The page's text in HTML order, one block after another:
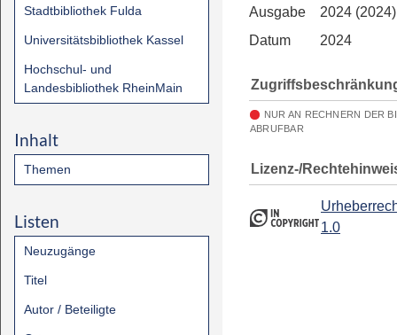
Stadtbibliothek Fulda
Universitätsbibliothek Kassel
Hochschul- und
Landesbibliothek RheinMain
Inhalt
Themen
Listen
Neuzugänge
Titel
Autor / Beteiligte
Ausgabe
2024
Datum
2024
NUR AN RECHNERN DER
ABRUFBAR
Lizenz-/
1.0